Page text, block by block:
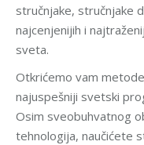
stručnjake, stručnjake
najcenjenijih i
sveta.
Otkrićemo vam
najuspešniji svetski
Osim sveobuhvatnog
tehnologija, naučićete